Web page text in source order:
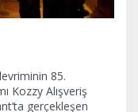
85.
Kozzy Alışveriş
gerçekleşen